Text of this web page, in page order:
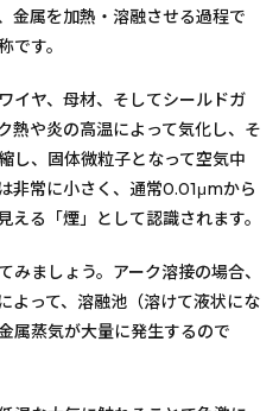
金属を加熱・溶融させる過程で
です。
イヤ、母材、そしてシールドガ
熱や炎の高温によって気化し、そ
し、固体微粒子となって空気中
非常に小さく、通常0.01μmから
る「煙」として認識されます。
ましょう。アーク溶接の場合、
って、溶融池（溶けて液状にな
属蒸気が大量に発生するので